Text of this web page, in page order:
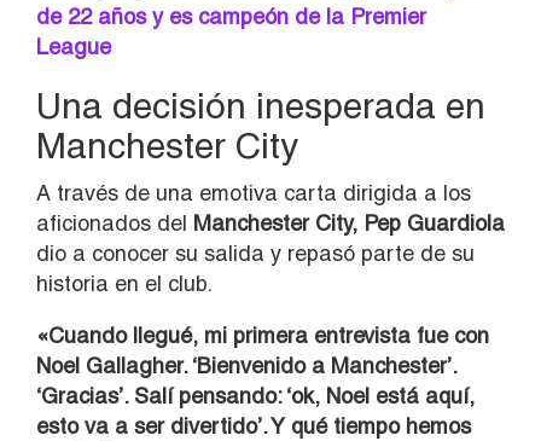
de 22 años y es campeón de la Premier
League
Una decisión inesperada en
Manchester City
A través de una emotiva carta dirigida a los
aficionados del Manchester City, Pep Guardiola
dio a conocer su salida y repasó parte de su
historia en el club.
«Cuando llegué, mi primera entrevista fue con
Noel Gallagher. ‘Bienvenido a Manchester’.
‘Gracias’. Salí pensando: ‘ok, Noel está aquí,
esto va a ser divertido’. Y qué tiempo hemos